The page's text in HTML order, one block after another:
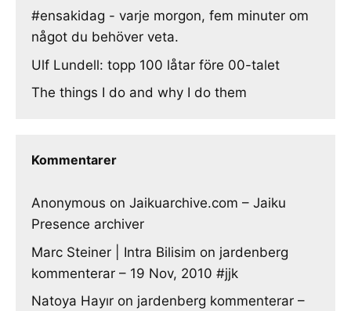
#ensakidag - varje morgon, fem minuter om
något du behöver veta.
Ulf Lundell: topp 100 låtar före 00-talet
The things I do and why I do them
Kommentarer
Anonymous on Jaikuarchive.com – Jaiku
Presence archiver
Marc Steiner | Intra Bilisim on jardenberg
kommenterar – 19 Nov, 2010 #jjk
Natoya Hayır on jardenberg kommenterar –